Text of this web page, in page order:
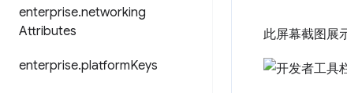
enterprise.networking
Attributes
enterprise.platformKeys
此屏幕截图展